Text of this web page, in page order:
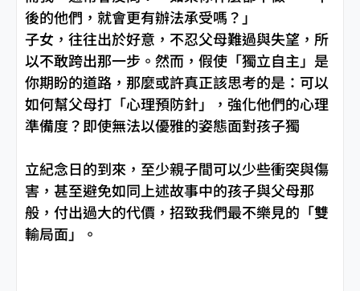
後的他們，就會更有辦法承受嗎？」
子女，往往出於好意，不忍父母難過與失望，所
以不敢跨出那一步。然而，假使「獨立自主」是
你期盼的道路，那麼或許真正該思考的是：可以
如何幫父母打「心理預防針」，強化他們的心理
準備度？即使無法以優雅的姿態面對孩子獨
立紀念日的到來，至少親子間可以少些衝突與傷
害，甚至避免如同上述故事中的孩子與父母那
般，付出過大的代價，招致我們最不樂見的「雙
輸局面」。